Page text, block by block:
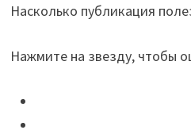
Насколько публикация
Нажмите на звезду, чтобы